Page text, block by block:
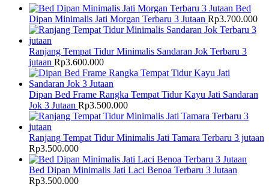
Bed
Dipan Minimalis Jati Morgan Terbaru 3 Jutaan Rp3.700.000
Ranjang Tempat Tidur Minimalis Sandaran Jok Terbaru 3
jutaan Rp3.600.000
Dipan Bed Frame Rangka Tempat Tidur Kayu Jati Sandaran
Jok 3 Jutaan Rp3.500.000
Ranjang Tempat Tidur Minimalis Jati Tamara Terbaru 3 jutaan
Rp3.500.000
Bed Dipan Minimalis Jati Laci Benoa Terbaru 3 Jutaan
Rp3.500.000